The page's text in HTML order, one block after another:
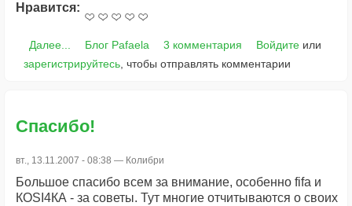
Нравится:
Далее... Блог Pafaela 3 комментария Войдитеили
зарегистрируйтесь , чтобы отправлять комментарии
Спасибо!
вт., 13.11.2007 - 08:38 — Колибри
Большое спасибо всем за внимание, особенно fifa и
КОSI4КА - за советы. Тут многие отчитываются о своих